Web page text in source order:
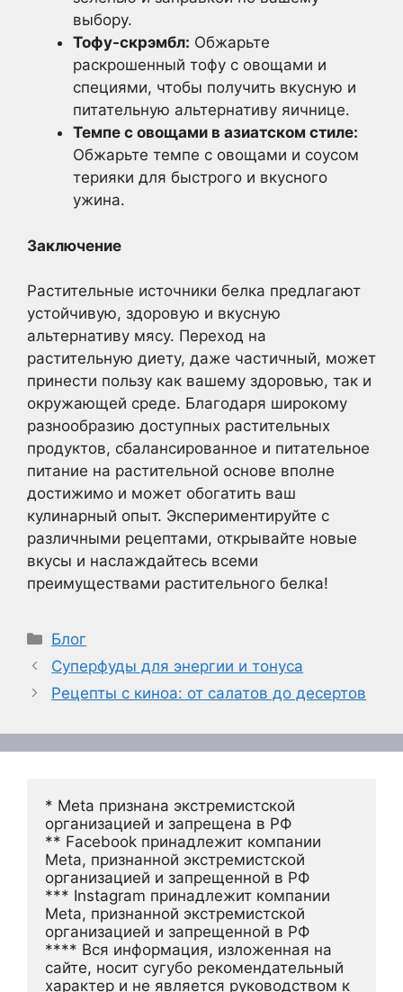
выбору.
Тофу-скрэмбл: Обжарьте
раскрошенный тофу с овощами и
специями, чтобы получить вкусную и
питательную альтернативу яичнице.
Темпе с овощами в азиатском стиле:
Обжарьте темпе с овощами и соусом
терияки для быстрого и вкусного
ужина.
Заключение
Растительные источники белка предлагают
устойчивую, здоровую и вкусную
альтернативу мясу. Переход на
растительную диету, даже частичный, может
принести пользу как вашему здоровью, так и
окружающей среде. Благодаря широкому
разнообразию доступных растительных
продуктов, сбалансированное и питательное
питание на растительной основе вполне
достижимо и может обогатить ваш
кулинарный опыт. Экспериментируйте с
различными рецептами, открывайте новые
вкусы и наслаждайтесь всеми
преимуществами растительного белка!
Рубрики
Блог
Суперфуды для энергии и тонуса
Рецепты с киноа: от салатов до десертов
* Meta признана экстремистской
организацией и запрещена в РФ
** Facebook принадлежит компании
Meta, признанной экстремистской
организацией и запрещенной в РФ
*** Instagram принадлежит компании
Meta, признанной экстремистской
организацией и запрещенной в РФ
**** Вся информация, изложенная на
сайте, носит сугубо рекомендательный
характер и не является руководством к